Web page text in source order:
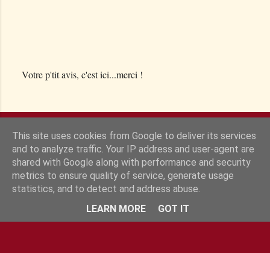
r
e
g
i
s
t
r
Votre p'tit avis, c'est ici...merci !
This site uses cookies from Google to deliver its services
and to analyze traffic. Your IP address and user-agent are
shared with Google along with performance and security
metrics to ensure quality of service, generate usage
statistics, and to detect and address abuse.
LEARN MORE
GOT IT